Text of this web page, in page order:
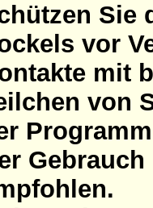
Sie
vor
mit
von